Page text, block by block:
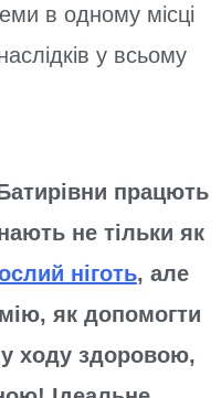
в одному місці
у всьому
працють
не тільки як
ніготь, але
як допомогти
ходу здоровою,